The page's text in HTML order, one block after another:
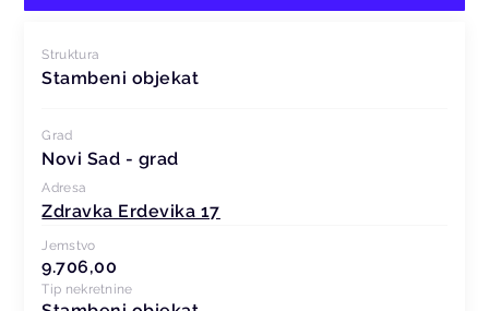
Struktura
Stambeni objekat
Grad
Novi Sad - grad
Adresa
Zdravka Erdevika 17
Jemstvo
9.706,00
Tip nekretnine